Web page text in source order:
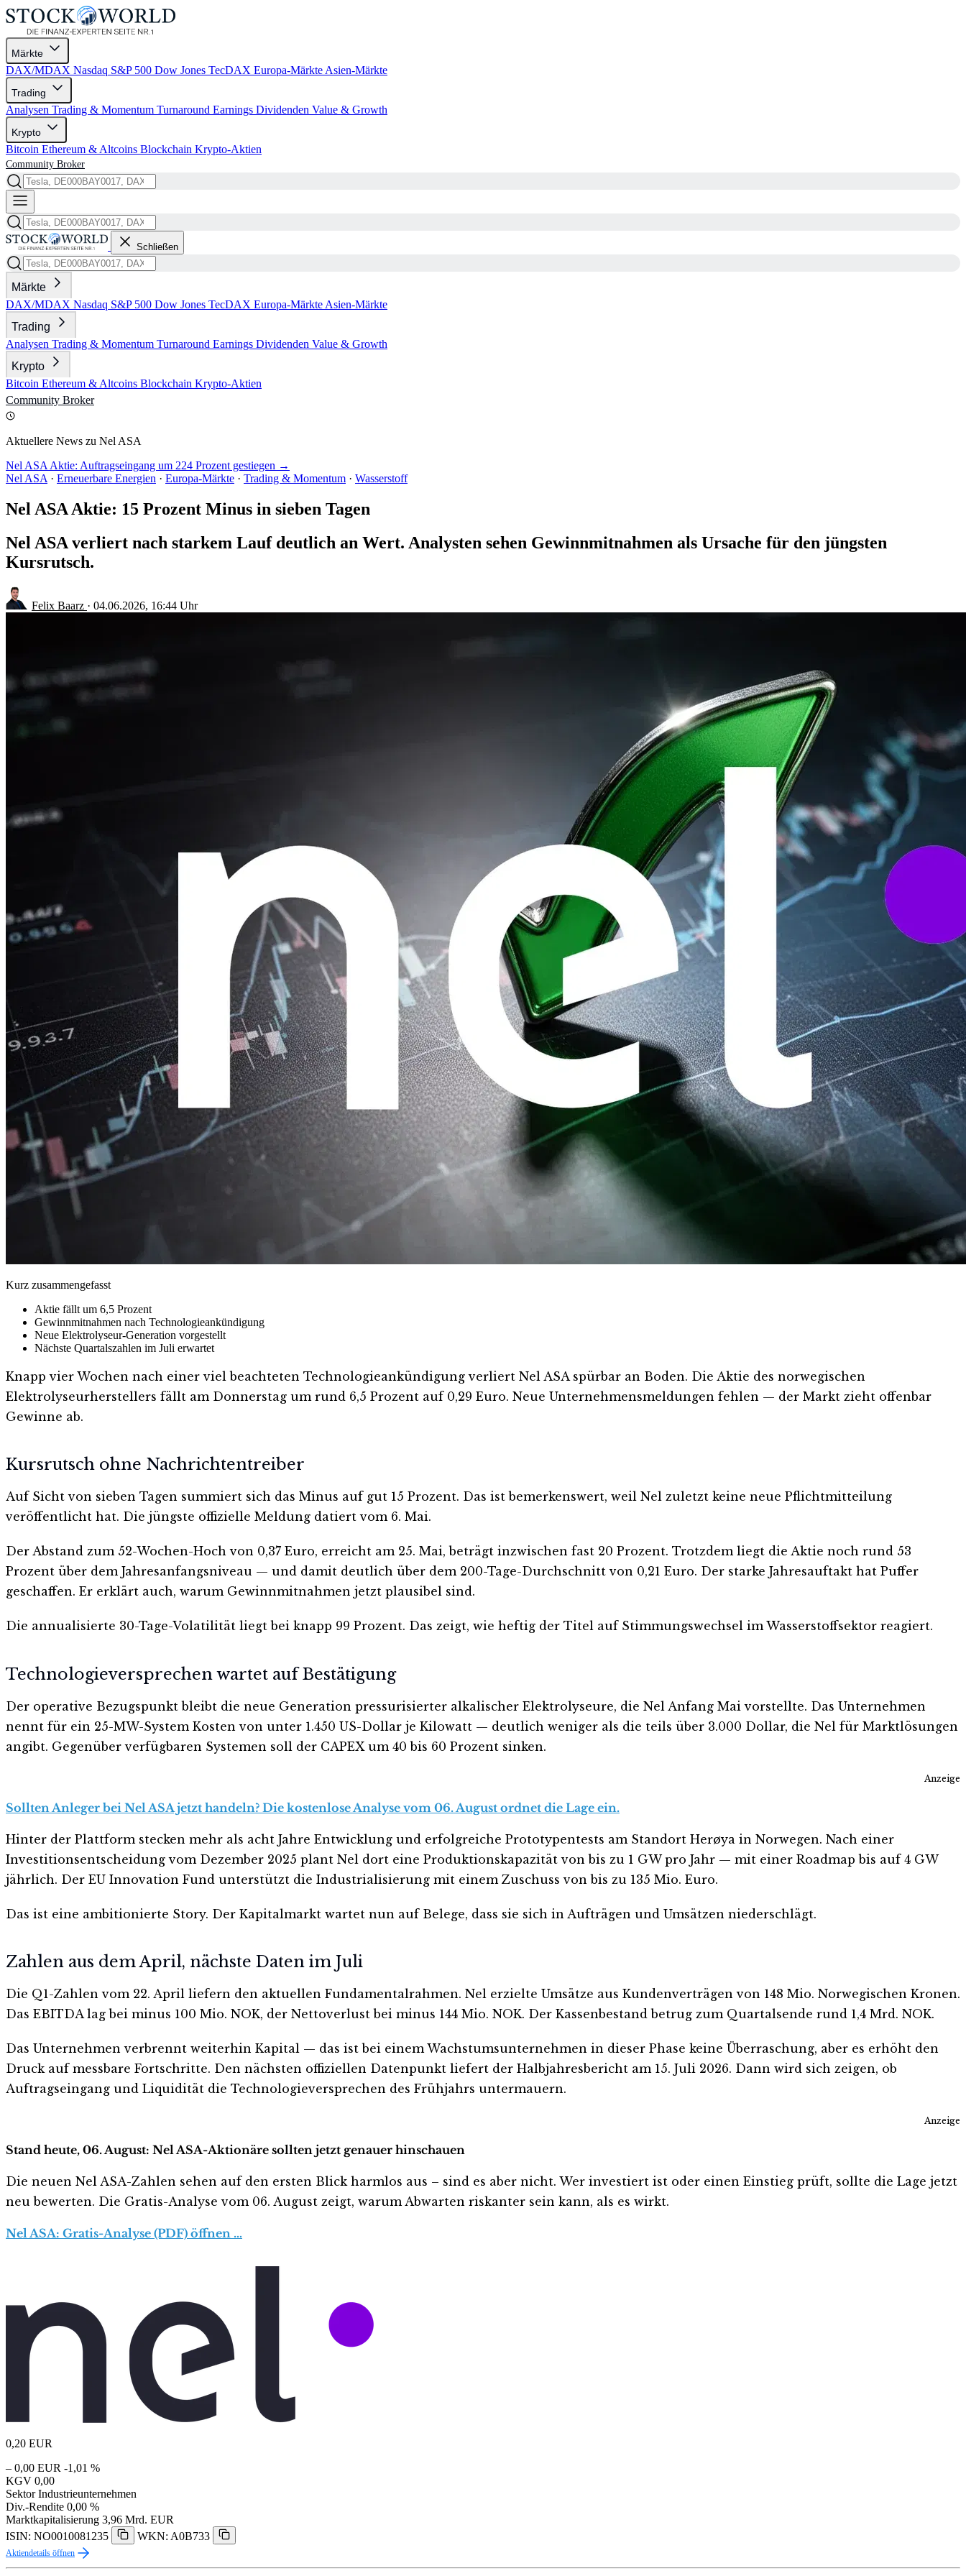
Märkte
DAX/MDAX Nasdaq S&P 500 Dow Jones TecDAX Europa-Märkte Asien-Märkte
Trading
Analysen Trading & Momentum Turnaround Earnings Dividenden Value & Growth
Krypto
Bitcoin Ethereum & Altcoins Blockchain Krypto-Aktien
Community Broker
Schließen
Märkte
DAX/MDAX Nasdaq S&P 500 Dow Jones TecDAX Europa-Märkte Asien-Märkte
Trading
Analysen Trading & Momentum Turnaround Earnings Dividenden Value & Growth
Krypto
Bitcoin Ethereum & Altcoins Blockchain Krypto-Aktien
Community Broker
Aktuellere News zu Nel ASA
Nel ASA Aktie: Auftragseingang um 224 Prozent gestiegen →
Nel ASA · Erneuerbare Energien · Europa-Märkte · Trading & Momentum · Wasserstoff
Nel ASA Aktie: 15 Prozent Minus in sieben Tagen
Nel ASA verliert nach starkem Lauf deutlich an Wert. Analysten sehen Gewinnmitnahmen als Ursache für den jüngsten
Kursrutsch.
Felix Baarz · 04.06.2026, 16:44 Uhr
Kurz zusammengefasst
Aktie fällt um 6,5 Prozent
Gewinnmitnahmen nach Technologieankündigung
Neue Elektrolyseur-Generation vorgestellt
Nächste Quartalszahlen im Juli erwartet
Knapp vier Wochen nach einer viel beachteten Technologieankündigung verliert Nel ASA spürbar an Boden. Die Aktie des norwegischen
Elektrolyseurherstellers fällt am Donnerstag um rund 6,5 Prozent auf 0,29 Euro. Neue Unternehmensmeldungen fehlen — der Markt zieht offenbar
Gewinne ab.
Kursrutsch ohne Nachrichtentreiber
Auf Sicht von sieben Tagen summiert sich das Minus auf gut 15 Prozent. Das ist bemerkenswert, weil Nel zuletzt keine neue Pflichtmitteilung
veröffentlicht hat. Die jüngste offizielle Meldung datiert vom 6. Mai.
Der Abstand zum 52-Wochen-Hoch von 0,37 Euro, erreicht am 25. Mai, beträgt inzwischen fast 20 Prozent. Trotzdem liegt die Aktie noch rund 53
Prozent über dem Jahresanfangsniveau — und damit deutlich über dem 200-Tage-Durchschnitt von 0,21 Euro. Der starke Jahresauftakt hat Puffer
geschaffen. Er erklärt auch, warum Gewinnmitnahmen jetzt plausibel sind.
Die annualisierte 30-Tage-Volatilität liegt bei knapp 99 Prozent. Das zeigt, wie heftig der Titel auf Stimmungswechsel im Wasserstoffsektor reagiert.
Technologieversprechen wartet auf Bestätigung
Der operative Bezugspunkt bleibt die neue Generation pressurisierter alkalischer Elektrolyseure, die Nel Anfang Mai vorstellte. Das Unternehmen
nennt für ein 25-MW-System Kosten von unter 1.450 US-Dollar je Kilowatt — deutlich weniger als die teils über 3.000 Dollar, die Nel für Marktlösungen
angibt. Gegenüber verfügbaren Systemen soll der CAPEX um 40 bis 60 Prozent sinken.
Anzeige
Sollten Anleger bei Nel ASA jetzt handeln? Die kostenlose Analyse vom 06. August ordnet die Lage ein.
Hinter der Plattform stecken mehr als acht Jahre Entwicklung und erfolgreiche Prototypentests am Standort Herøya in Norwegen. Nach einer
Investitionsentscheidung vom Dezember 2025 plant Nel dort eine Produktionskapazität von bis zu 1 GW pro Jahr — mit einer Roadmap bis auf 4 GW
jährlich. Der EU Innovation Fund unterstützt die Industrialisierung mit einem Zuschuss von bis zu 135 Mio. Euro.
Das ist eine ambitionierte Story. Der Kapitalmarkt wartet nun auf Belege, dass sie sich in Aufträgen und Umsätzen niederschlägt.
Zahlen aus dem April, nächste Daten im Juli
Die Q1-Zahlen vom 22. April liefern den aktuellen Fundamentalrahmen. Nel erzielte Umsätze aus Kundenverträgen von 148 Mio. Norwegischen Kronen.
Das EBITDA lag bei minus 100 Mio. NOK, der Nettoverlust bei minus 144 Mio. NOK. Der Kassenbestand betrug zum Quartalsende rund 1,4 Mrd. NOK.
Das Unternehmen verbrennt weiterhin Kapital — das ist bei einem Wachstumsunternehmen in dieser Phase keine Überraschung, aber es erhöht den
Druck auf messbare Fortschritte. Den nächsten offiziellen Datenpunkt liefert der Halbjahresbericht am 15. Juli 2026. Dann wird sich zeigen, ob
Auftragseingang und Liquidität die Technologieversprechen des Frühjahrs untermauern.
Anzeige
Stand heute, 06. August: Nel ASA-Aktionäre sollten jetzt genauer hinschauen
Die neuen Nel ASA-Zahlen sehen auf den ersten Blick harmlos aus – sind es aber nicht. Wer investiert ist oder einen Einstieg prüft, sollte die Lage jetzt
neu bewerten. Die Gratis-Analyse vom 06. August zeigt, warum Abwarten riskanter sein kann, als es wirkt.
Nel ASA: Gratis-Analyse (PDF) öffnen …
0,20 EUR
– 0,00 EUR -1,01 %
KGV 0,00
Sektor Industrieunternehmen
Div.-Rendite 0,00 %
Marktkapitalisierung 3,96 Mrd. EUR
ISIN: NO0010081235
WKN: A0B733
Aktiendetails öffnen